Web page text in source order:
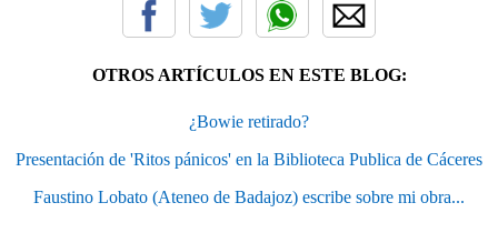
OTROS ARTÍCULOS EN ESTE BLOG:
¿Bowie retirado?
Presentación de 'Ritos pánicos' en la Biblioteca Publica de Cáceres
Faustino Lobato (Ateneo de Badajoz) escribe sobre mi obra...